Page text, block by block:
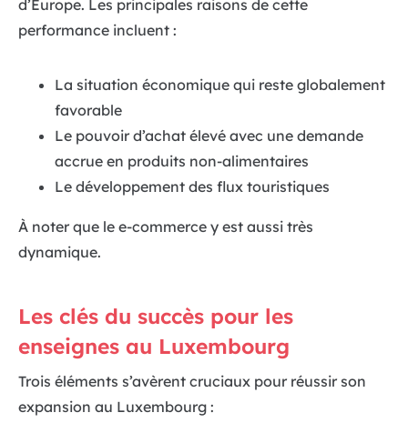
d’Europe. Les principales raisons de cette
performance incluent :
La situation économique qui reste globalement
favorable
Le pouvoir d’achat élevé avec une demande
accrue en produits non-alimentaires
Le développement des flux touristiques
À noter que le e-commerce y est aussi très
dynamique.
Les clés du succès pour les
enseignes au Luxembourg
Trois éléments s’avèrent cruciaux pour réussir son
expansion au Luxembourg :